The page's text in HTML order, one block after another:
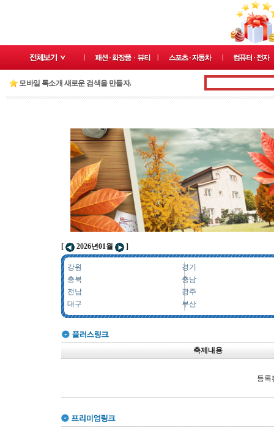
모바일 톡소개 새로운 검색을 만들자.
[ 2026년01월 ]
강원
경기
충북
충남
전남
광주
대구
부산
축제내용
등록